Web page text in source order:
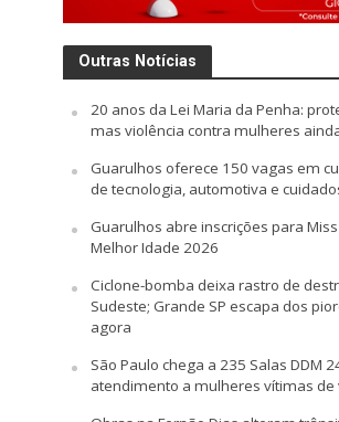
Outras Notícias
20 anos da Lei Maria da Penha:
mas violência contra mulheres
Guarulhos oferece 150 vagas em
de tecnologia, automotiva e
Guarulhos abre inscrições para
Melhor Idade 2026
Ciclone-bomba deixa rastro de
Sudeste; Grande SP escapa dos
agora
São Paulo chega a 235 Salas DDM
atendimento a mulheres vítimas de